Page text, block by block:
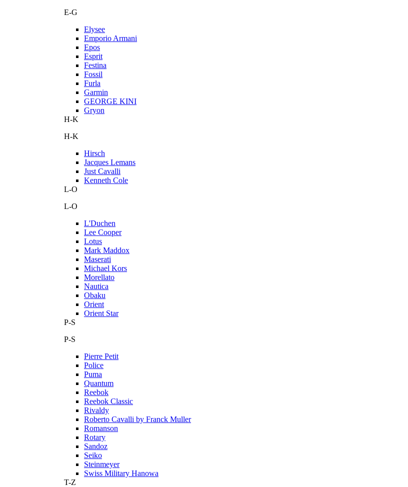
E-G
Elysee
Emporio Armani
Epos
Esprit
Festina
Fossil
Furla
Garmin
GEORGE KINI
Gryon
H-K
H-K
Hirsch
Jacques Lemans
Just Cavalli
Kenneth Cole
L-O
L-O
L'Duchen
Lee Cooper
Lotus
Mark Maddox
Maserati
Michael Kors
Morellato
Nautica
Obaku
Orient
Orient Star
P-S
P-S
Pierre Petit
Police
Puma
Quantum
Reebok
Reebok Classic
Rivaldy
Roberto Cavalli by Franck Muller
Romanson
Rotary
Sandoz
Seiko
Steinmeyer
Swiss Military Hanowa
T-Z